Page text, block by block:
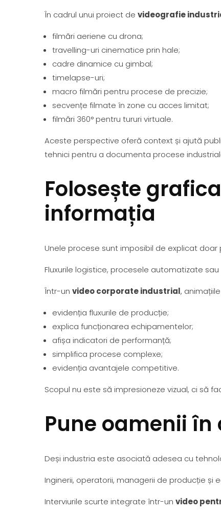
În cadrul unui proiect de videografie
filmări aeriene cu drona;
travelling-uri cinematice prin hale;
cadre dinamice cu gimbal;
timelapse-uri;
macro filmări pentru procese de precizie;
secvențe filmate în zone cu acces limitat;
filmări 360° pentru tururi virtuale.
Aceste perspective oferă context și ajută
tehnici pentru a documenta procese
Folosește
informația
Unele procese sunt imposibil de explicat doar
Fluxurile logistice, procesele automatizate
Într-un video corporate industrial,
evidenția fluxurile de producție;
explica funcționarea echipamentelor;
afișa indicatori de performanță;
simplifica procese complexe;
evidenția avantajele competitive.
Scopul nu este să impresioneze vizual, ci să
Pune oamenii
Deși industria este asociată adesea cu
Inginerii, operatorii, managerii de producție
Interviurile scurte integrate într-un video